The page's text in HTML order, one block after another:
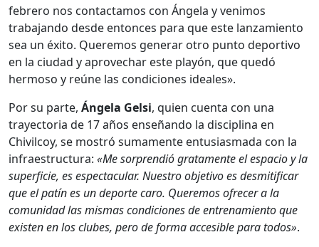
febrero nos contactamos con Ángela y venimos
trabajando desde entonces para que este lanzamiento
sea un éxito. Queremos generar otro punto deportivo
en la ciudad y aprovechar este playón, que quedó
hermoso y reúne las condiciones ideales».
Por su parte, Ángela Gelsi, quien cuenta con una
trayectoria de 17 años enseñando la disciplina en
Chivilcoy, se mostró sumamente entusiasmada con la
infraestructura: «Me sorprendió gratamente el espacio y la
superficie, es espectacular. Nuestro objetivo es desmitificar
que el patín es un deporte caro. Queremos ofrecer a la
comunidad las mismas condiciones de entrenamiento que
existen en los clubes, pero de forma accesible para todos».